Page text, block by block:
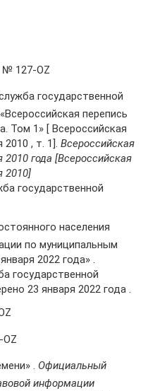
№ 127-OZ
государственной
перепись
Том 1» [ Всероссийская
2010 , т. 1]. Всероссийская
2010 года [Всероссийская
2010]
государственной
населения
по муниципальным
2022 года» .
государственной
23 января 2022 года .
. Официальный
информации